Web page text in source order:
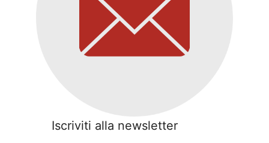
Iscriviti alla newsletter